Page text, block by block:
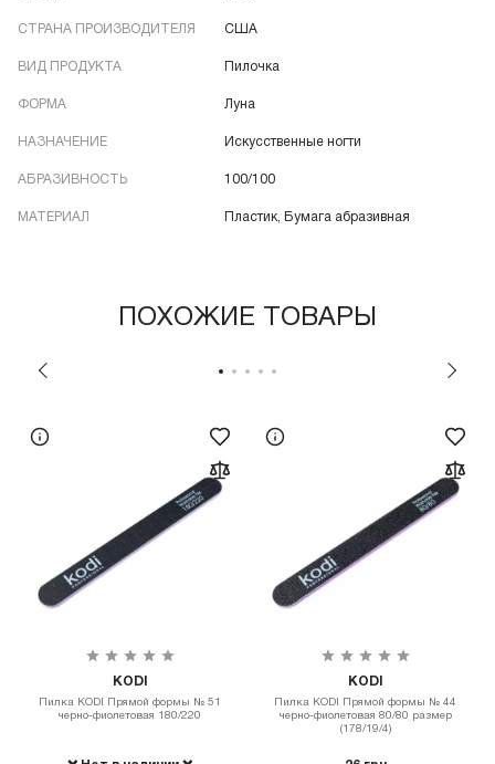
СТРАНА ПРОИЗВОДИТЕЛЯ США
ВИД ПРОДУКТА Пилочка
ФОРМА Луна
НАЗНАЧЕНИЕ Искусственные ногти
АБРАЗИВНОСТЬ 100/100
МАТЕРИАЛ Пластик, Бумага абразивная
ПОХОЖИЕ ТОВАРЫ
KODI
Пилка КODI Прямой формы № 51
черно-фиолетовая 180/220
KODI
Пилка КODI Прямой формы № 44
черно-фиолетовая 80/80 размер
(178/19/4)